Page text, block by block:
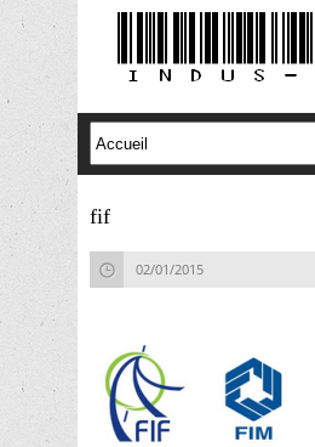
fif
02/01/2015